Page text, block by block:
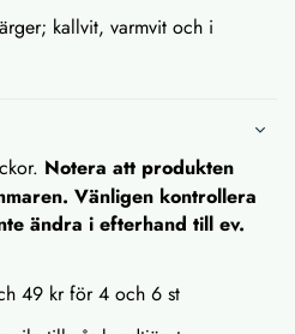
kallvit, varmvit och i
Notera att produkten
Vänligen kontrollera
ändra i efterhand till ev.
49 kr för 4 och 6 st